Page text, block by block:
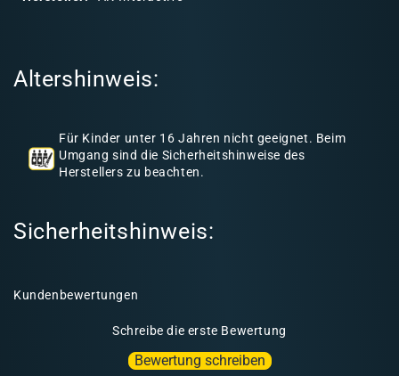
I
Altershinweis:
Für Kinder unter 16 Jahren nicht geeignet. Beim
Umgang sind die Sicherheitshinweise des
Herstellers zu beachten.
Sicherheitshinweis:
Kundenbewertungen
Schreibe die erste Bewertung
Bewertung schreiben